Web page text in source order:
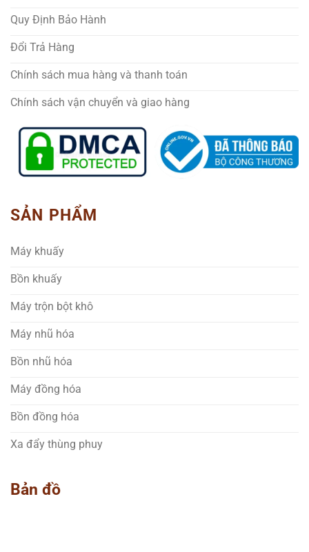
Quy Định Bảo Hành
Đổi Trả Hàng
Chính sách mua hàng và thanh toán
Chính sách vận chuyển và giao hàng
SẢN PHẨM
Máy khuấy
Bồn khuấy
Máy trộn bột khô
Máy nhũ hóa
Bồn nhũ hóa
Máy đồng hóa
Bồn đồng hóa
Xa đẩy thùng phuy
Bản đồ